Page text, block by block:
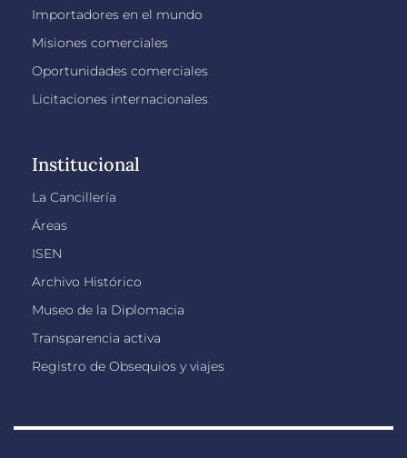
Importadores en el mundo
Misiones comerciales
Oportunidades comerciales
Licitaciones internacionales
Institucional
La Cancillería
Áreas
ISEN
Archivo Histórico
Museo de la Diplomacia
Transparencia activa
Registro de Obsequios y viajes